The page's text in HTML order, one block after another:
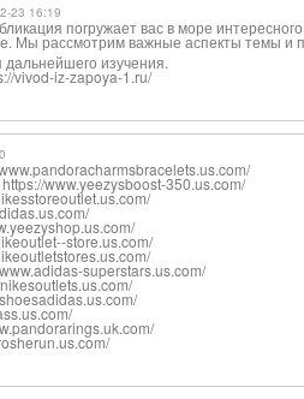
23 16:19
погружает вас в море
Мы рассмотрим важные аспекты темы и
изучения.
vivod-iz-zapoya-1.ru/
www.yeezysboost-350.us.com/
store.us.com/
superstars.us.com/